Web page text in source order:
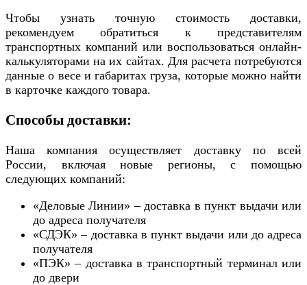
Чтобы узнать точную стоимость доставки,
рекомендуем обратиться к представителям
транспортных компаний или воспользоваться онлайн-
калькуляторами на их сайтах. Для расчета потребуются
данные о весе и габаритах груза, которые можно найти
в карточке каждого товара.
Способы доставки:
Наша компания осуществляет доставку по всей
России, включая новые регионы, с помощью
следующих компаний:
«Деловые Линии» – доставка в пункт выдачи или
до адреса получателя
«СДЭК» – доставка в пункт выдачи или до адреса
получателя
«ПЭК» – доставка в транспортный терминал или
до двери